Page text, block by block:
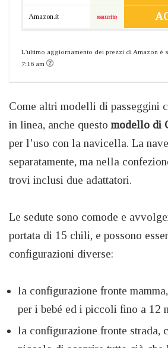
Amazon.it esaurito
L'ultimo aggiornamento dei prezzi di Amazon è
7:16 am
Come altri modelli di passeggini
in linea, anche questo modello di
per l’uso con la navicella. La
separatamente, ma nella
trovi inclusi due adattatori.
Le sedute sono comode e
portata di 15 chili, e possono
configurazioni diverse:
la configurazione fronte
per i bebé ed i piccoli fino a 12
la configurazione fronte strada,